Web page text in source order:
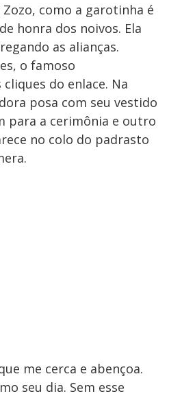
como a garotinha é
honra dos noivos. Ela
as alianças.
o famoso
do enlace. Na
posa com seu vestido
para a cerimônia e outro
no colo do padrasto
me cerca e abençoa.
seu dia. Sem esse